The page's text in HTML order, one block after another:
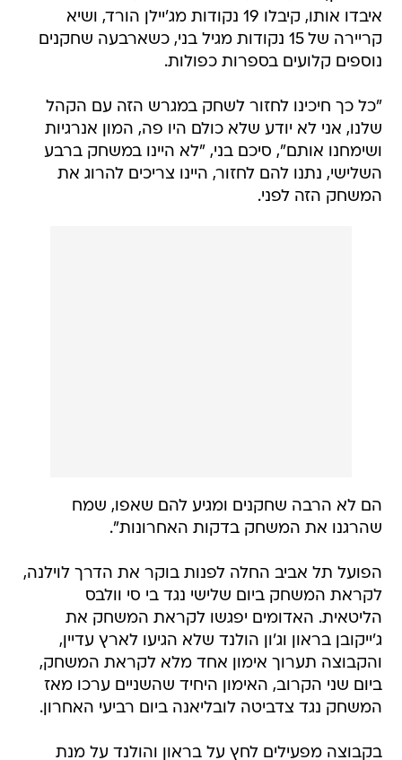
איבדו אותו, קיבלו 19 נקודות מג'יילן הורד, ושיא
קריירה של 15 נקודות מגיל בני, כשארבעה שחקנים
נוספים קלועים בספרות כפולות.
"כל כך חיכינו לחזור לשחק במגרש הזה עם הקהל
שלנו, אני לא יודע שלא כולם היו פה, המון אנרגיות
ושימחנו אותם", סיכם בני, "לא היינו במשחק ברבע
השלישי, נתנו להם לחזור, היינו צריכים להרוג את
המשחק הזה לפני.
הם לא הרבה שחקנים ומגיע להם שאפו, שמח
שהרגנו את המשחק בדקות האחרונות".
הפועל תל אביב החלה לפנות בוקר את הדרך לוילנה,
לקראת המשחק ביום שלישי נגד בי סי וולבס
הליטאית. האדומים יפגשו לקראת המשחק את
ג'ייקובן בראון וג'ון הולנד שלא הגיעו לארץ עדיין,
והקבוצה תערוך אימון אחד מלא לקראת המשחק,
ביום שני הקרוב, האימון היחיד שהשניים ערכו מאז
המשחק נגד צדביטה לובליאנה ביום רביעי האחרון.
בקבוצה מפעילים לחץ על בראון והולנד על מנת